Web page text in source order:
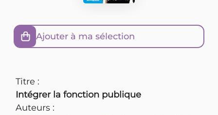
Ajouter à ma sélection
Titre :
Intégrer la fonction publique
Auteurs :